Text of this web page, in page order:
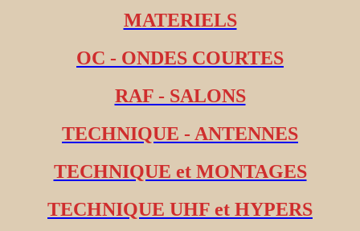
MATERIELS
OC - ONDES COURTES
RAF - SALONS
TECHNIQUE - ANTENNES
TECHNIQUE et MONTAGES
TECHNIQUE UHF et HYPERS